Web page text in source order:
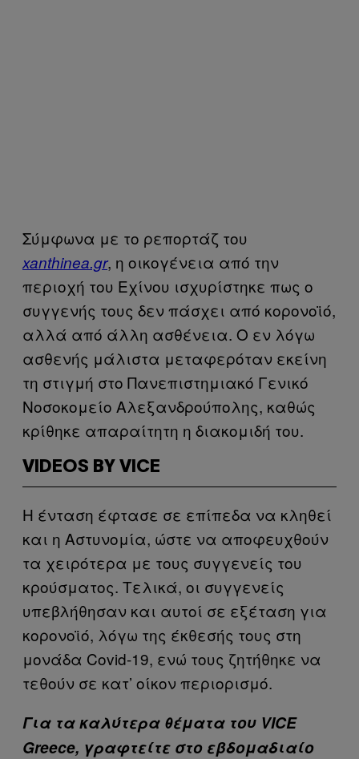
Σύμφωνα με το ρεπορτάζ του
xanthinea.gr, η οικογένεια από την
περιοχή του Εχίνου ισχυρίστηκε πως ο
συγγενής τους δεν πάσχει από κορονοϊό,
αλλά από άλλη ασθένεια. Ο εν λόγω
ασθενής μάλιστα μεταφερόταν εκείνη
τη στιγμή στο Πανεπιστημιακό Γενικό
Νοσοκομείο Αλεξανδρούπολης, καθώς
κρίθηκε απαραίτητη η διακομιδή του.
VIDEOS BY VICE
Η ένταση έφτασε σε επίπεδα να κληθεί
και η Αστυνομία, ώστε να αποφευχθούν
τα χειρότερα με τους συγγενείς του
κρούσματος. Τελικά, οι συγγενείς
υπεβλήθησαν και αυτοί σε εξέταση για
κορονοϊό, λόγω της έκθεσής τους στη
μονάδα Covid-19, ενώ τους ζητήθηκε να
τεθούν σε κατ’ οίκον περιορισμό.
Για τα καλύτερα θέματα του VICE
Greece, γραφτείτε στο εβδομαδιαίο